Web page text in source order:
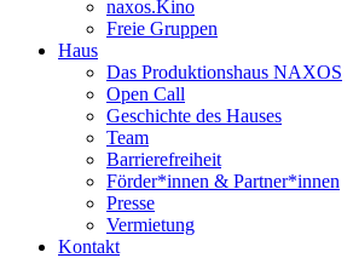
naxos.Kino
Freie Gruppen
Haus
Das Produktionshaus NAXOS
Open Call
Geschichte des Hauses
Team
Barrierefreiheit
Förder*innen & Partner*innen
Presse
Vermietung
Kontakt